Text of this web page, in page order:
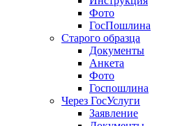
Фото
ГосПошлина
Старого образца
Документы
Анкета
Фото
Госпошлина
Через ГосУслуги
Заявление